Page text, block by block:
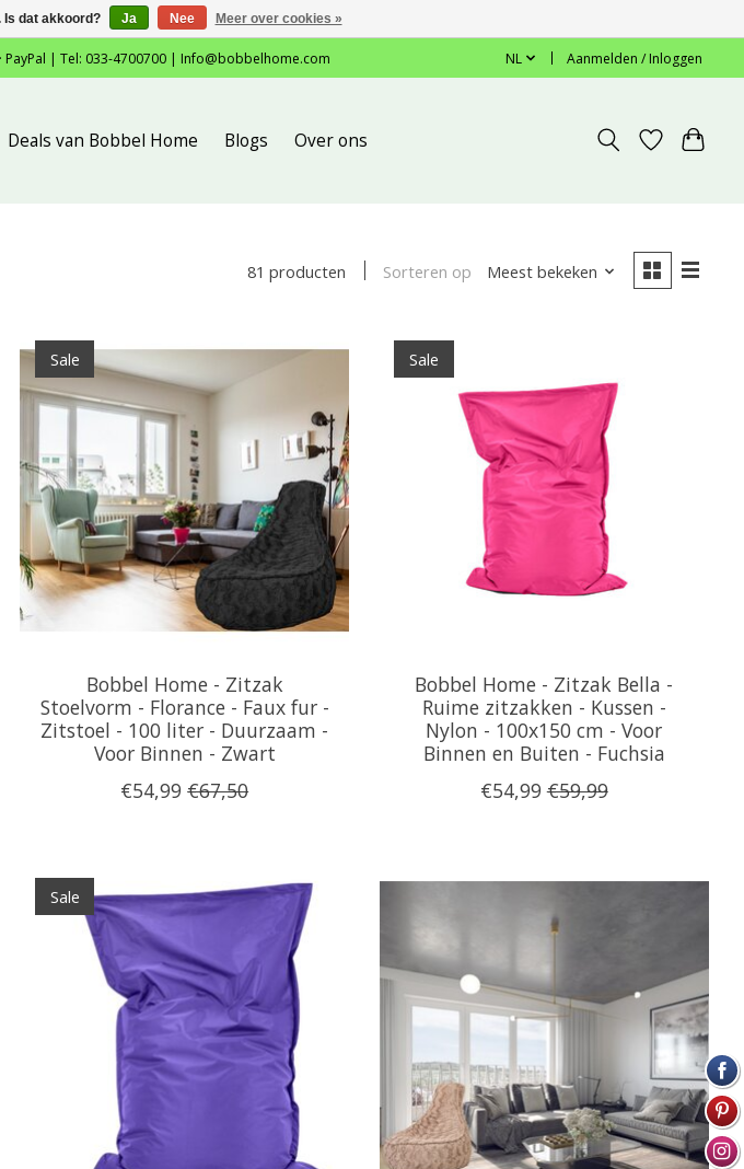
| Tel: 033-4700700 | Info@bobbelhome.com NL Aanmelden / Inloggen
Deals van Bobbel Home Blogs Over ons
81 producten Sorteren op Meest bekeken
Sale
Bobbel Home - Zitzak
Stoelvorm - Florance - Faux fur -
Zitstoel - 100 liter - Duurzaam -
Voor Binnen - Zwart
€54,99 €67,50
Sale
Bobbel Home - Zitzak Bella -
Ruime zitzakken - Kussen -
Nylon - 100x150 cm - Voor
Binnen en Buiten - Fuchsia
€54,99 €59,99
Sale
Is dat akkoord? Ja Nee Meer over cookies »